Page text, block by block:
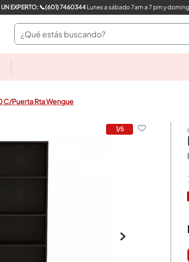
COMPRA CON UN EXPERTO: 📞(601) 7460344Lunes a sábado 7am a 7 pm y
¿Qué estás buscando?
C/Puerta Rta Wengue
1/5
closet
sanitarios
pisos
armarios closet
neveras